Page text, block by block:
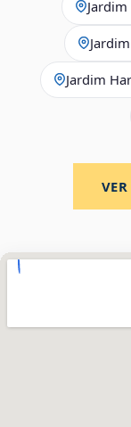
Jardim